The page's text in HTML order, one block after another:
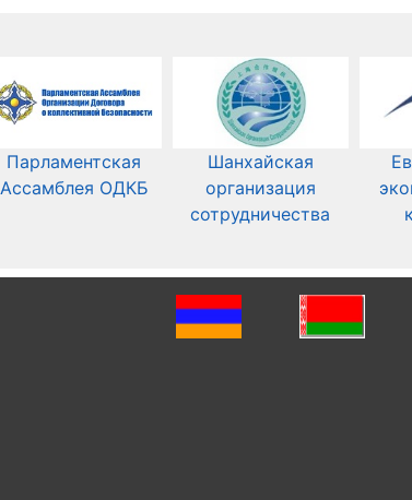
Парламентская
Ассамблея ОДКБ
Шанхайская
организация
сотрудничества